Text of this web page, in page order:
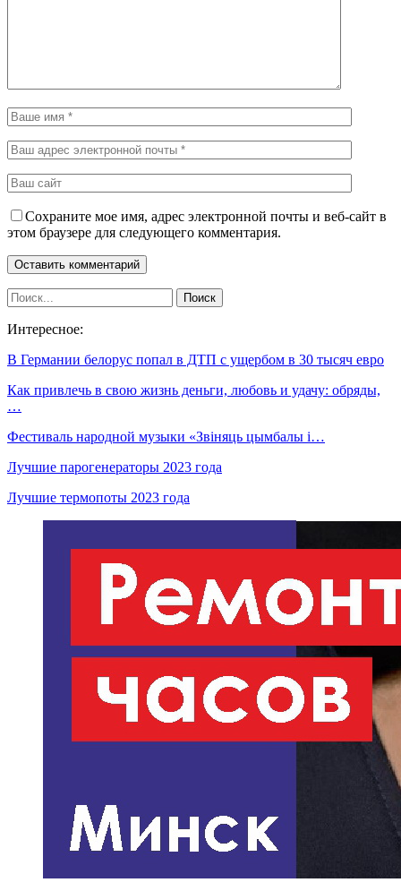
Сохраните мое имя, адрес электронной почты и веб-сайт в
этом браузере для следующего комментария.
Интересное:
В Германии белорус попал в ДТП с ущербом в 30 тысяч евро
Как привлечь в свою жизнь деньги, любовь и удачу: обряды,
…
Фестиваль народной музыки «Звіняць цымбалы і…
Лучшие парогенераторы 2023 года
Лучшие термопоты 2023 года